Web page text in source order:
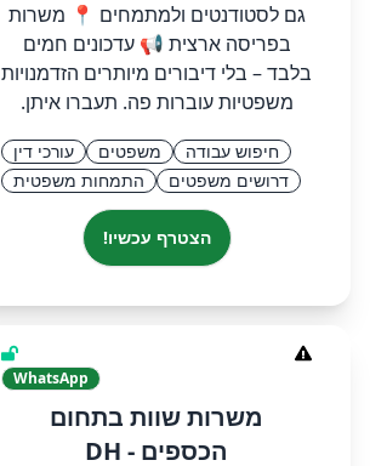
גם לסטודנטים ולמתמחים 📍 משרות
בפריסה ארצית 📢 עדכונים חמים
בלבד – בלי דיבורים מיותרים הזדמנויות
משפטיות עוברות פה. תעברו איתן.
חיפוש עבודה משפטים
עורכי דין
דרושים משפטים
התמחות משפטית
הצטרף עכשיו!
WhatsApp
משרות שוות בתחום
הכספים - DH